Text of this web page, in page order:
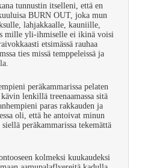
tunnustin itselleni, että en
BURN OUT, joka mun
lahjakkaalle, kauniille,
mille yli-ihmiselle ei ikinä voisi
etsimässä rauhaa
ties missä temppeleissä ja
peräkammarissa pelaten
lenkillä treenaamassa sitä
paras rakkauden ja
oli, että he antoivat minun
peräkammarissa tekemättä
kolmeksi kuukaudeksi